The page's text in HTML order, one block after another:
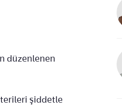
düzenlenen
şiddetle